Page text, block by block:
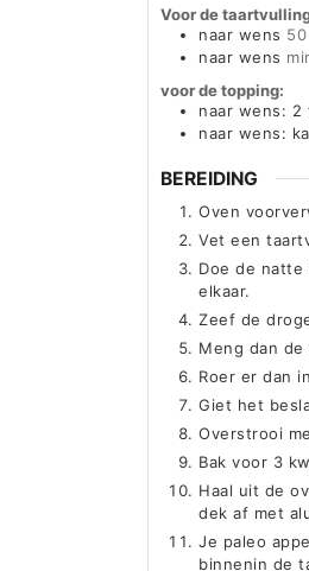
Voor de
naar wens
naar wens
voor de topping:
naar wens: 2
naar wens:
BEREIDING
Oven
Vet een
Doe de
elkaar.
Zeef de
Meng dan
Roer er dan
Giet het
Overstrooi
Bak voor 3
Haal uit de
dek af met
Je paleo
binnenin de